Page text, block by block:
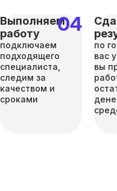
Выполняем
работу
подключаем
подходящего
специалиста,
следим за
качеством и
сроками
по
вас
вы